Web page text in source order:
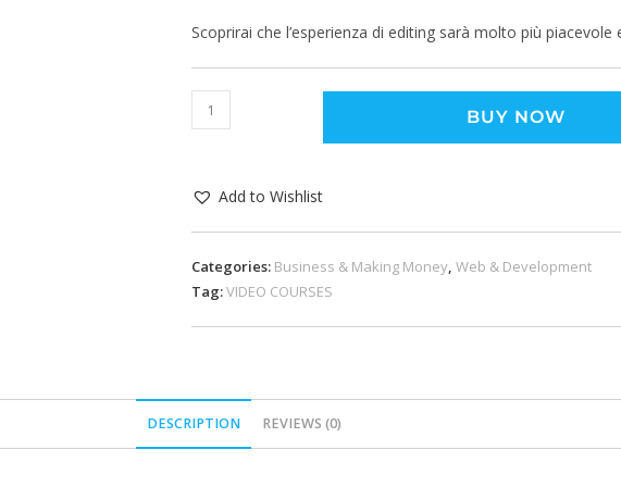
Scoprirai che l’esperienza di editing sarà molto più piacevole
BUY NOW
Add to Wishlist
Categories: Business & Making Money, Web & Development
Tag:VIDEO COURSES
DESCRIPTION REVIEWS (0)